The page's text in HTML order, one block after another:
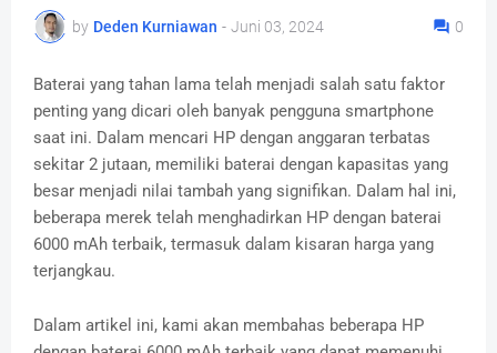
by Deden Kurniawan - Juni 03, 2024 0
Baterai yang tahan lama telah menjadi salah satu faktor
penting yang dicari oleh banyak pengguna smartphone
saat ini. Dalam mencari HP dengan anggaran terbatas
sekitar 2 jutaan, memiliki baterai dengan kapasitas yang
besar menjadi nilai tambah yang signifikan. Dalam hal ini,
beberapa merek telah menghadirkan HP dengan baterai
6000 mAh terbaik, termasuk dalam kisaran harga yang
terjangkau.
Dalam artikel ini, kami akan membahas beberapa HP